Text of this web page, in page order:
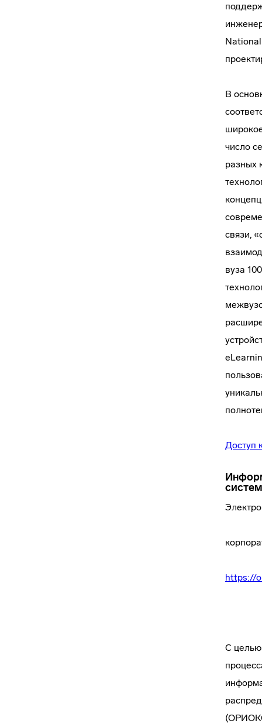
В
число
разных
связи,
вуза
Доступ
https://
С целью